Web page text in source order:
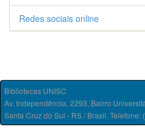
Redes sociais online
Bibliotecas UNISC
Av. Independência, 2293, Bairro
Santa Cruz do Sul - RS / Brasil. Telefone: